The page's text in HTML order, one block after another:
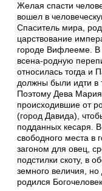
Желая спасти
вошел в
Спаситель мира,
царствование
городе Вифлееме. В
всена-родную
относилась тогда и
должны были идти в
Поэтому Дева
происходившие от
(город Давида),
подданных кесаря.
свободного места в
загоном для овец,
подстилки скоту, в
земного величия,
родился